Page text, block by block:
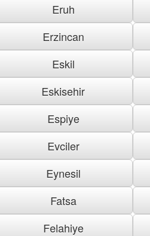
Eruh
Erzincan
Eskil
Eskisehir
Espiye
Evciler
Eynesil
Fatsa
Felahiye